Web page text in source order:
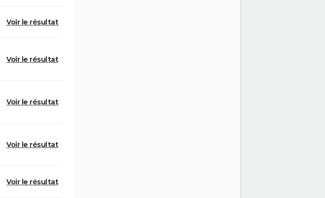
Voir le résultat
Voir le résultat
Voir le résultat
Voir le résultat
Voir le résultat